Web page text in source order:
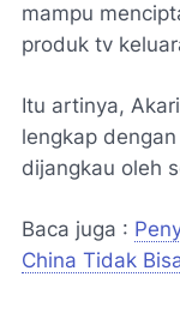
mampu
produk tv
Itu artinya,
lengkap
dijangkau oleh
Baca juga :
China Tidak